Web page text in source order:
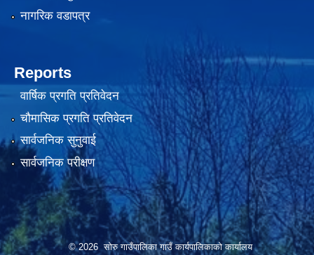
नागरिक वडापत्र
Reports
वार्षिक प्रगति प्रतिवेदन
चौमासिक प्रगति प्रतिवेदन
सार्वजनिक सुनुवाई
सार्वजनिक परीक्षण
© 2026 सोरु गाउँपालिका गाउँ कार्यपालिकाको कार्यालय